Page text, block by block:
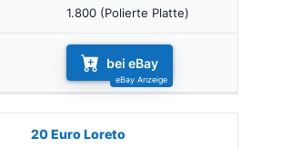
1.800 (Polierte Platte)
bei eBay
20 Euro Loreto